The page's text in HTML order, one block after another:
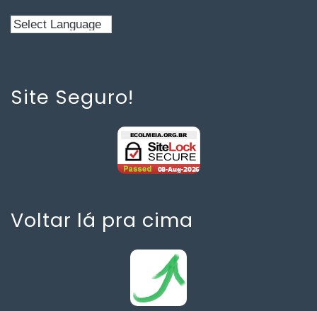
Site Seguro!
Voltar lá pra cima